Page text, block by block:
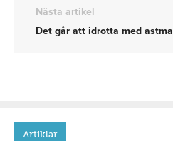
Nästa artikel
Det går att idrotta med astma
Artiklar